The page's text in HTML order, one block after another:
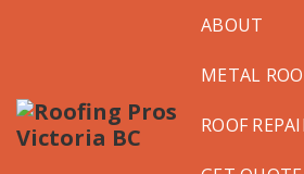
ABOUT
METAL
ROOF